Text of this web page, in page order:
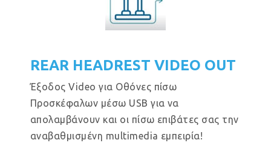
REAR HEADREST VIDEO OUT
Έξοδος Video για Οθόνες πίσω
Προσκέφαλων μέσω USB για να
απολαμβάνουν και οι πίσω επιβάτες σας την
αναβαθμισμένη multimedia εμπειρία!